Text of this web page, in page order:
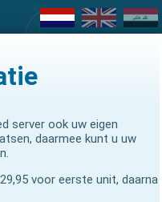
server ook uw eigen
daarmee kunt u uw
voor eerste unit, daarna